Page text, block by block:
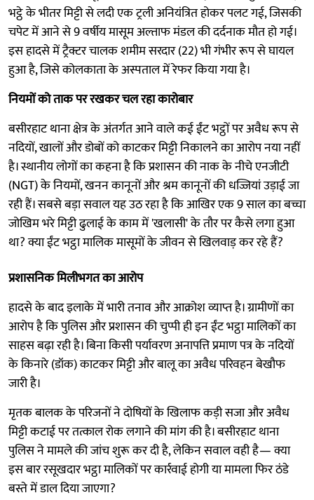
भट्ठे के भीतर मिट्टी से लदी एक ट्रली अनियंत्रित होकर पलट गई, जिसकी
चपेट में आने से 9 वर्षीय मासूम अल्ताफ मंडल की दर्दनाक मौत हो गई।
इस हादसे में ट्रैक्टर चालक शमीम सरदार (22) भी गंभीर रूप से घायल
हुआ है, जिसे कोलकाता के अस्पताल में रेफर किया गया है।
नियमों को ताक पर रखकर चल रहा कारोबार
बसीरहाट थाना क्षेत्र के अंतर्गत आने वाले कई ईंट भट्ठों पर अवैध रूप से
नदियों, खालों और डोबों को काटकर मिट्टी निकालने का आरोप नया नहीं
है। स्थानीय लोगों का कहना है कि प्रशासन की नाक के नीचे एनजीटी
(NGT) के नियमों, खनन कानूनों और श्रम कानूनों की धज्जियां उड़ाई जा
रही हैं। सबसे बड़ा सवाल यह उठ रहा है कि आखिर एक 9 साल का बच्चा
जोखिम भरे मिट्टी ढुलाई के काम में 'खलासी' के तौर पर कैसे लगा हुआ
था? क्या ईंट भट्ठा मालिक मासूमों के जीवन से खिलवाड़ कर रहे हैं?
प्रशासनिक मिलीभगत का आरोप
हादसे के बाद इलाके में भारी तनाव और आक्रोश व्याप्त है। ग्रामीणों का
आरोप है कि पुलिस और प्रशासन की चुप्पी ही इन ईंट भट्ठा मालिकों का
साहस बढ़ा रही है। बिना किसी पर्यावरण अनापत्ति प्रमाण पत्र के नदियों
के किनारे (डॉक) काटकर मिट्टी और बालू का अवैध परिवहन बेखौफ
जारी है।
मृतक बालक के परिजनों ने दोषियों के खिलाफ कड़ी सजा और अवैध
मिट्टी कटाई पर तत्काल रोक लगाने की मांग की है। बसीरहाट थाना
पुलिस ने मामले की जांच शुरू कर दी है, लेकिन सवाल वही है— क्या
इस बार रसूखदार भट्ठा मालिकों पर कार्रवाई होगी या मामला फिर ठंडे
बस्ते में डाल दिया जाएगा?